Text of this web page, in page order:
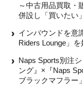
～中古用品買取・
併設し「買いたい
インバウンドを意
Riders Lounge」を
Naps Sports別注
ング』×『Naps
ブラックマフラー